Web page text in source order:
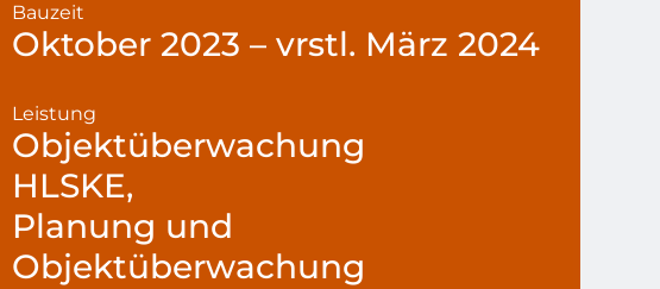
Bauzeit
Oktober 2023 – vrstl. März 2024
Leistung
Objektüberwachung
HLSKE,
Planung und
Objektüberwachung